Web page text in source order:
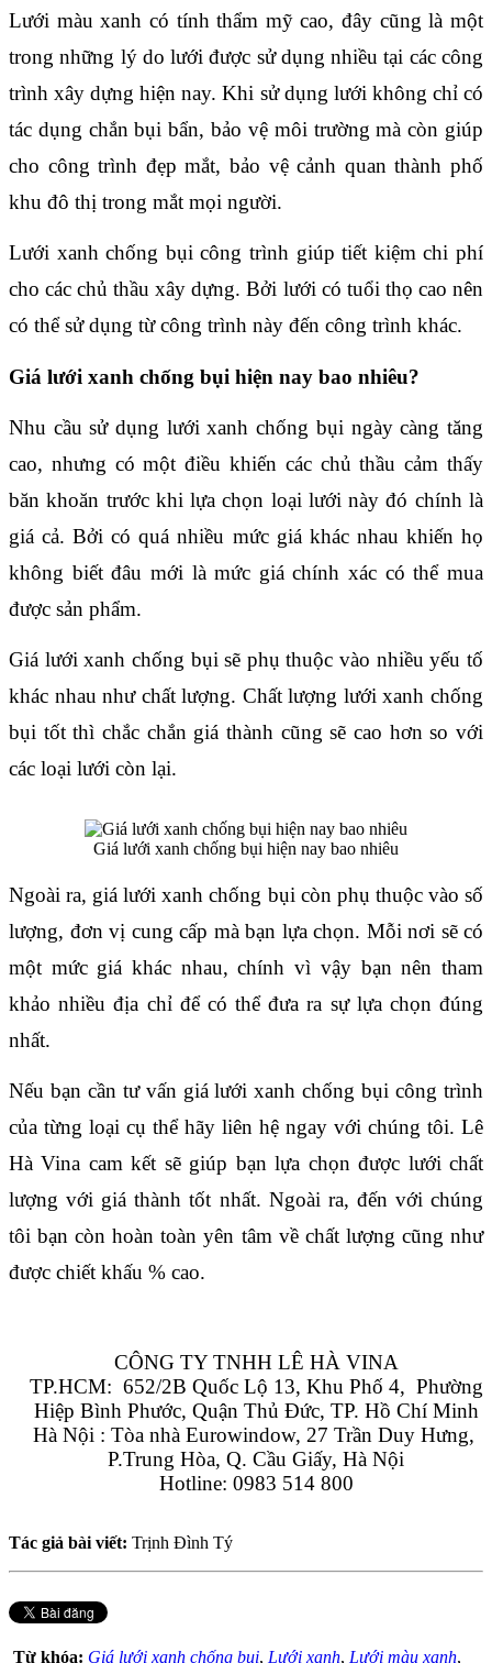
Lưới màu xanh có tính thẩm mỹ cao, đây cũng là một
trong những lý do lưới được sử dụng nhiều tại các công
trình xây dựng hiện nay. Khi sử dụng lưới không chỉ có
tác dụng chắn bụi bẩn, bảo vệ môi trường mà còn giúp
cho công trình đẹp mắt, bảo vệ cảnh quan thành phố
khu đô thị trong mắt mọi người.
Lưới xanh chống bụi công trình giúp tiết kiệm chi phí
cho các chủ thầu xây dựng. Bởi lưới có tuổi thọ cao nên
có thể sử dụng từ công trình này đến công trình khác.
Giá lưới xanh chống bụi hiện nay bao nhiêu?
Nhu cầu sử dụng lưới xanh chống bụi ngày càng tăng
cao, nhưng có một điều khiến các chủ thầu cảm thấy
băn khoăn trước khi lựa chọn loại lưới này đó chính là
giá cả. Bởi có quá nhiều mức giá khác nhau khiến họ
không biết đâu mới là mức giá chính xác có thể mua
được sản phẩm.
Giá lưới xanh chống bụi sẽ phụ thuộc vào nhiều yếu tố
khác nhau như chất lượng. Chất lượng lưới xanh chống
bụi tốt thì chắc chắn giá thành cũng sẽ cao hơn so với
các loại lưới còn lại.
Giá lưới xanh chống bụi hiện nay bao nhiêu
Ngoài ra, giá lưới xanh chống bụi còn phụ thuộc vào số
lượng, đơn vị cung cấp mà bạn lựa chọn. Mỗi nơi sẽ có
một mức giá khác nhau, chính vì vậy bạn nên tham
khảo nhiều địa chỉ để có thể đưa ra sự lựa chọn đúng
nhất.
Nếu bạn cần tư vấn giá lưới xanh chống bụi công trình
của từng loại cụ thể hãy liên hệ ngay với chúng tôi. Lê
Hà Vina cam kết sẽ giúp bạn lựa chọn được lưới chất
lượng với giá thành tốt nhất. Ngoài ra, đến với chúng
tôi bạn còn hoàn toàn yên tâm về chất lượng cũng như
được chiết khấu % cao.
CÔNG TY TNHH LÊ HÀ VINA
TP.HCM:  652/2B Quốc Lộ 13, Khu Phố 4,  Phường
Hiệp Bình Phước, Quận Thủ Đức, TP. Hồ Chí Minh
Hà Nội : Tòa nhà Eurowindow, 27 Trần Duy Hưng,
P.Trung Hòa, Q. Cầu Giấy, Hà Nội
Hotline: 0983 514 800
Tác giả bài viết: Trịnh Đình Tý
Từ khóa: Giá lưới xanh chống bụi, Lưới xanh, Lưới màu xanh,